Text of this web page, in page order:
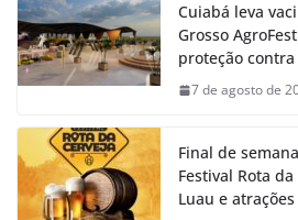
Cuiabá leva
Grosso
proteção
7 de agosto de
Final de
Festival Rota
Luau e